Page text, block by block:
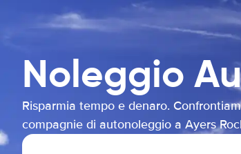
Noleggio
Risparmia tempo e denaro.
compagnie di autonoleggio a Ayers